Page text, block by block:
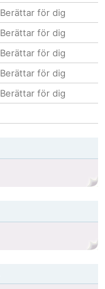
Berättar för dig
Berättar för dig
Berättar för dig
Berättar för dig
Berättar för dig